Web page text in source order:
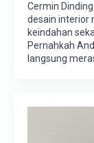
Cermin
desain interior
keindahan
Pernahkah
langsung